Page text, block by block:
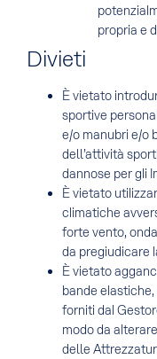
propria e
Divieti
È vietato
sportive
e/o manubri e/o
dell’attività
dannose per gli
È vietato
climatiche
forte vento,
da pregiudicare
È vietato
bande
forniti dal
modo da
delle